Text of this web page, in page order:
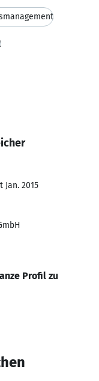
Jan. 2015
Profil zu